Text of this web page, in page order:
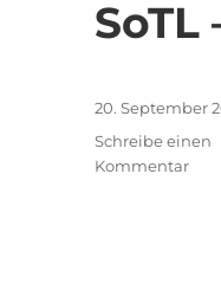
Veröffentlicht
am
20. September
Schreibe einen
Kommentarzu